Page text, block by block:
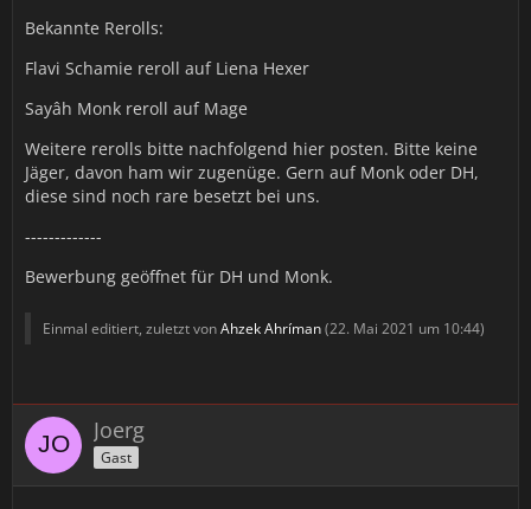
Bekannte Rerolls:
Flavi Schamie reroll auf Liena Hexer
Sayâh Monk reroll auf Mage
Weitere rerolls bitte nachfolgend hier posten. Bitte keine
Jäger, davon ham wir zugenüge. Gern auf Monk oder DH,
diese sind noch rare besetzt bei uns.
-------------
Bewerbung geöffnet für DH und Monk.
Einmal editiert, zuletzt vonAhzek Ahríman(22. Mai 2021 um 10:44)
Joerg
Gast